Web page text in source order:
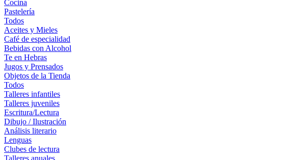
Cocina
Pastelería
Todos
Aceites y Mieles
Café de especialidad
Bebidas con Alcohol
Te en Hebras
Jugos y Prensados
Objetos de la Tienda
Todos
Talleres infantiles
Talleres juveniles
Escritura/Lectura
Dibujo / Ilustración
Análisis literario
Lenguas
Clubes de lectura
Talleres anuales